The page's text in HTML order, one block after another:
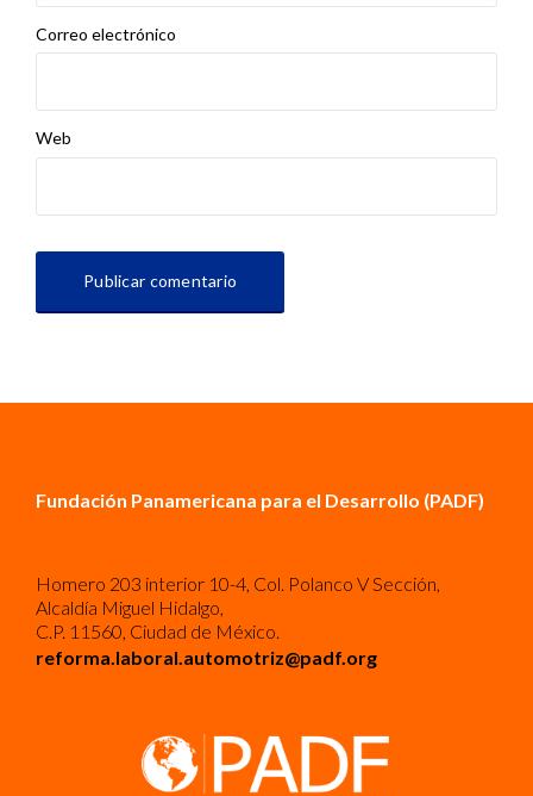
Correo electrónico
Web
Fundación Panamericana para el Desarrollo (PADF)
Homero 203 interior 10-4, Col. Polanco V Sección,
Alcaldía Miguel Hidalgo,
C.P. 11560, Ciudad de México.
reforma.laboral.automotriz@padf.org